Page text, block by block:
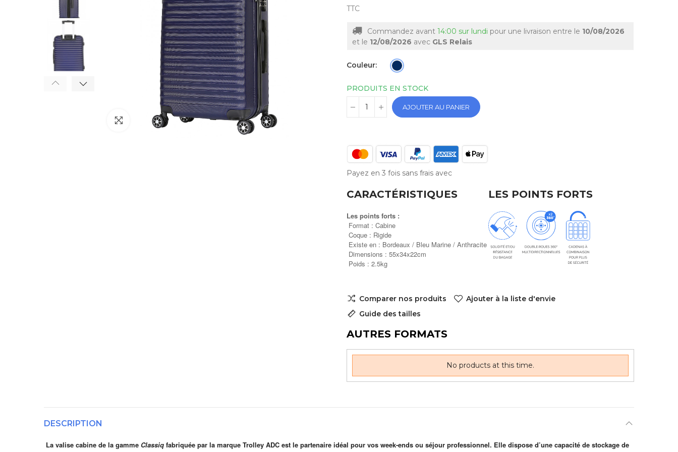
Click to enlarge
TTC
Commandez avant 14:00 sur lundi pour une livraison entre le 10/08/2026
et le 12/08/2026 avec GLS Relais
Couleur
PRODUITS EN STOCK
AJOUTER AU PANIER
Payez en 3 fois sans frais avec
CARACTÉRISTIQUES
Les points forts :
Format : Cabine
Coque : Rigide
Existe en : Bordeaux / Bleu Marine / Anthracite
Dimensions : 55x34x22cm
Poids : 2.5kg
LES POINTS FORTS
Comparer nos produits
Ajouter à la liste d'envie
Guide des tailles
AUTRES FORMATS
No products at this time.
DESCRIPTION
La valise cabine de la gamme Classiq fabriquée par la marque Trolley ADC est le partenaire idéal pour vos week-ends ou séjour professionnel. Elle dispose d’une capacité de stockage de